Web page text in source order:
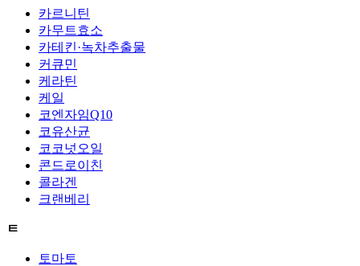
카르니틴
카무트효소
카테킨·녹차추출물
커큐민
케라틴
케일
코엔자임Q10
코유산균
코코넛오일
콘드로이친
콜라겐
크랜베리
ㅌ
토마토